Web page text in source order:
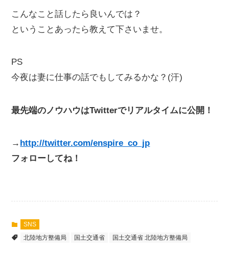
こんなこと話したら良いんでは？
ということあったら教えて下さいませ。
PS
今夜は妻に仕事の話でもしてみるかな？(汗)
最先端のノウハウはTwitterでリアルタイムに公開！
→ http://twitter.com/enspire_co_jp
フォローしてね！
SNS
北陸地方整備局
国土交通省 国土交通省 北陸地方整備局